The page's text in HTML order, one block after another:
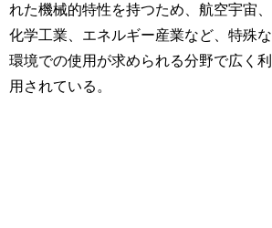
れた機械的特性を持つため、航空宇宙、
化学工業、エネルギー産業など、特殊な
環境での使用が求められる分野で広く利
用されている。